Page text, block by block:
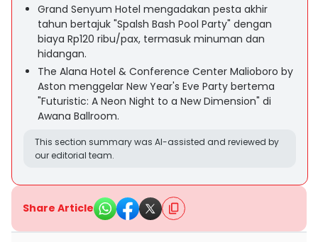
Grand Senyum Hotel mengadakan pesta akhir
tahun bertajuk "Spalsh Bash Pool Party" dengan
biaya Rp120 ribu/pax, termasuk minuman dan
hidangan.
The Alana Hotel & Conference Center Malioboro by
Aston menggelar New Year's Eve Party bertema
"Futuristic: A Neon Night to a New Dimension" di
Awana Ballroom.
This section summary was AI-assisted and reviewed by
our editorial team.
Share Article